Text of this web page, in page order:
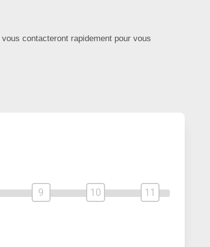
vous contacteront rapidement pour vous
9 10 11